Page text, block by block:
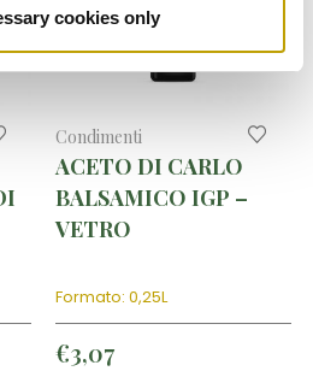
cookies only
OLIO EVO DI CARLO
L5 – LATTINA
Formato: 5L
€31,95